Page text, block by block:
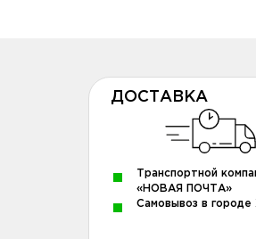
ДОСТАВКА
Транспортной
«НОВАЯ ПОЧТА»
Самовывоз в городе